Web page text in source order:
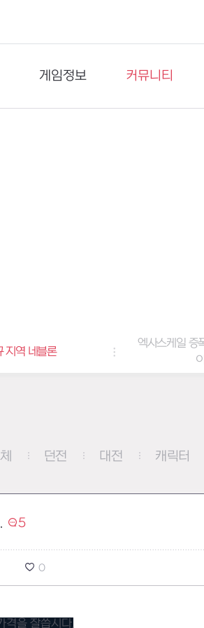
게임정보
세계관
커뮤니티
이슈게시판
엑사스케일 증폭 회로 보급 터미널
던전 대전 캐릭터
5
0
격을 잘씁시다.